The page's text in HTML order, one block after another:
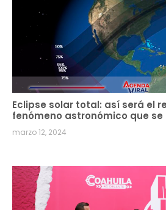
Eclipse solar total: así será el
fenómeno astronómico que
marzo 12, 2024